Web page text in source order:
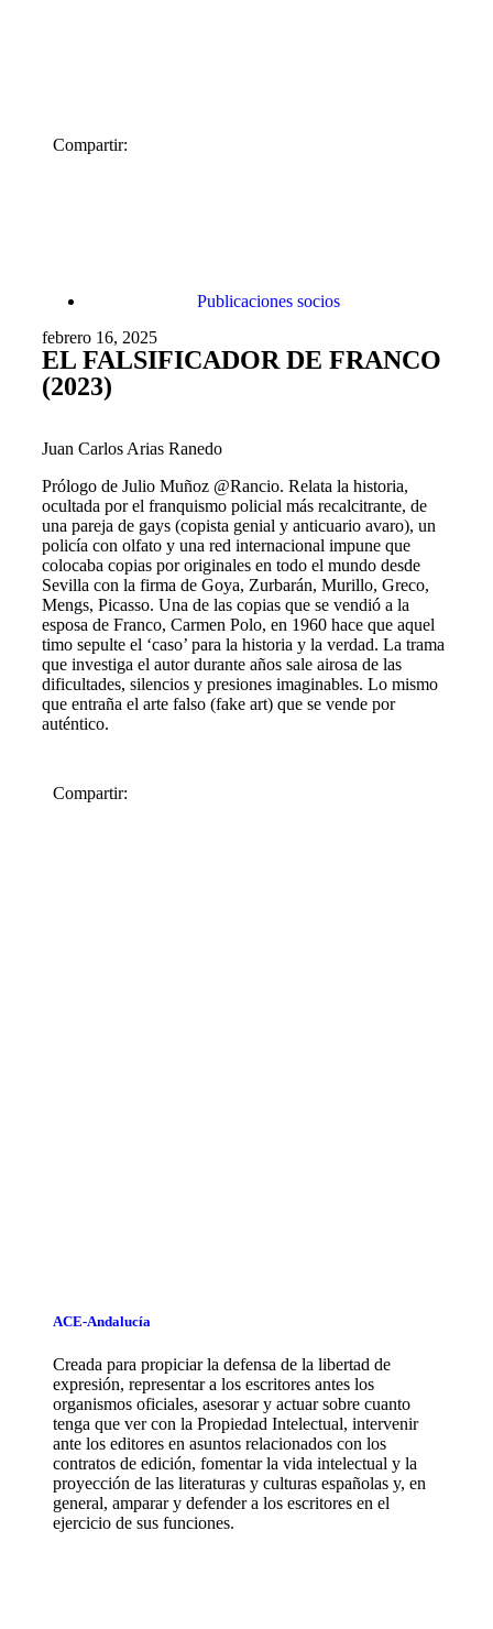
Publicaciones socios
febrero 16, 2025
EL FALSIFICADOR DE FRANCO
(2023)
Juan Carlos Arias Ranedo
Prólogo de Julio Muñoz @Rancio. Relata la historia,
ocultada por el franquismo policial más recalcitrante, de
una pareja de gays (copista genial y anticuario avaro), un
policía con olfato y una red internacional impune que
colocaba copias por originales en todo el mundo desde
Sevilla con la firma de Goya, Zurbarán, Murillo, Greco,
Mengs, Picasso. Una de las copias que se vendió a la
esposa de Franco, Carmen Polo, en 1960 hace que aquel
timo sepulte el ‘caso’ para la historia y la verdad. La trama
que investiga el autor durante años sale airosa de las
dificultades, silencios y presiones imaginables. Lo mismo
que entraña el arte falso (fake art) que se vende por
auténtico.
Compartir:
Compartir:
ACE-Andalucía
Creada para propiciar la defensa de la libertad de
expresión, representar a los escritores antes los
organismos oficiales, asesorar y actuar sobre cuanto
tenga que ver con la Propiedad Intelectual, intervenir
ante los editores en asuntos relacionados con los
contratos de edición, fomentar la vida intelectual y la
proyección de las literaturas y culturas españolas y, en
general, amparar y defender a los escritores en el
ejercicio de sus funciones.